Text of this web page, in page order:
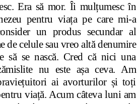
Era să mor. Îi mulțumesc în
pentru viața pe care mi-a
un produs secundar al
de celule sau vreo altă denumire
să se nască. Cred că nici una
nu este așa ceva. Am
ai avorturilor și toți
viață. Acum câteva luni am